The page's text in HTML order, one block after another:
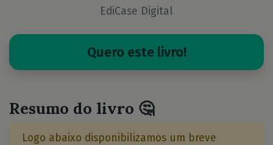
EdiCase Digital
Quero este livro!
Resumo do livro 🤔
Logo abaixo disponibilizamos um breve